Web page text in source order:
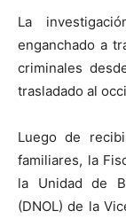
La
enganchado a
criminales
trasladado al
Luego de
familiares, la
la Unidad de
(DNOL) de la